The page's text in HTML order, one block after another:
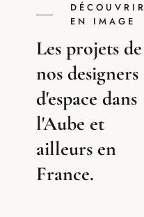
DÉCOUVRIR
EN IMAGE
Les projets de
nos designers
d'espace dans
l'Aube et
ailleurs en
France.